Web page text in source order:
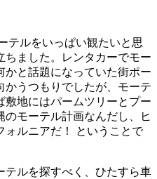
テルをいっぱい観たいと思
ちました。レンタカーでモー
かと話題になっていた街ポー
かうつもりでしたが、モーテ
敷地にはパームツリーとプー
モーテル計画なんだし、ヒ
ォルニアだ！ ということで
テルを探すべく、ひたすら車